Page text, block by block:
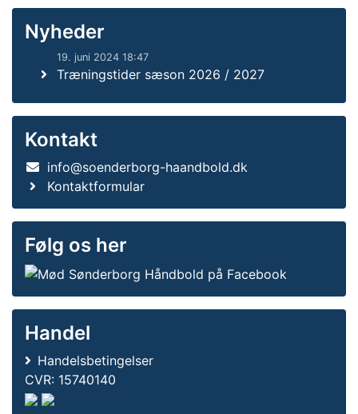
Nyheder
19. juni 2024 18:47
Træningstider sæson 2026 / 2027
Kontakt
info@soenderborg-haandbold.dk
Kontaktformular
Følg os her
Handel
Handelsbetingelser
CVR: 15740140